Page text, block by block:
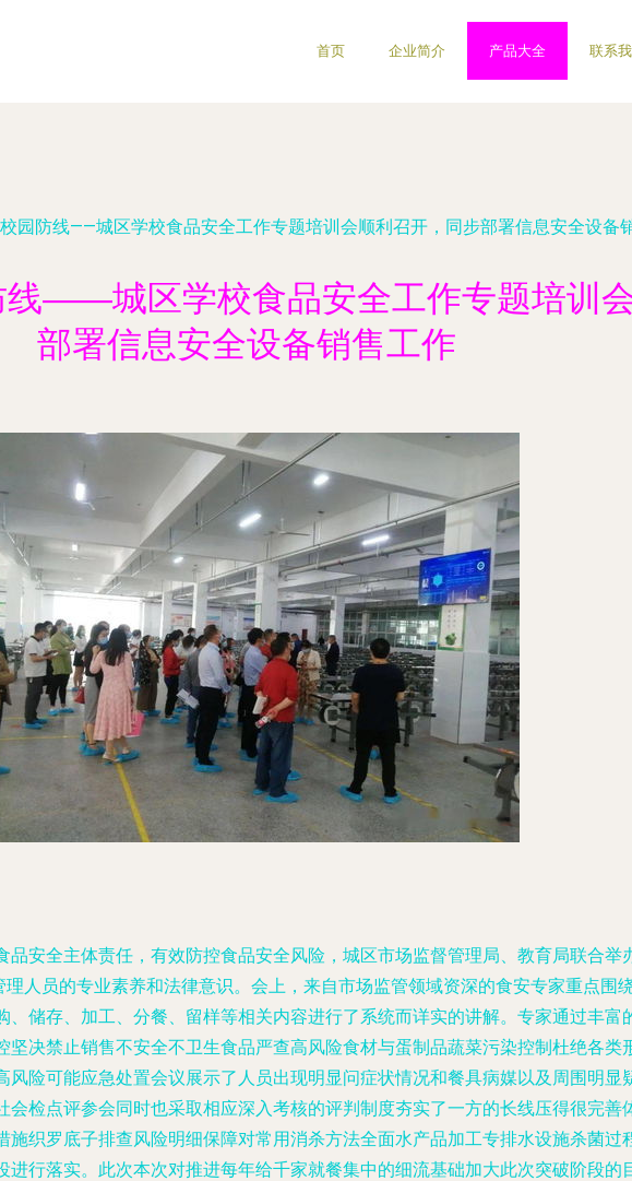
首页 企业简介 产品大全 联系
园防线——城区学校食品安全工作专题培训会顺利召开，同步部署信息安全设备
线——城区学校食品安全工作专题培训
部署信息安全设备销售工作
安全主体责任，有效防控食品安全风险，城区市场监督管理局、教育局联合举
人员的专业素养和法律意识。会上，来自市场监管领域资深的食安专家重点围
储存、加工、分餐、留样等相关内容进行了系统而详实的讲解。专家通过丰富
决禁止销售不安全不卫生食品严查高风险食材与蛋制品蔬菜污染控制杜绝各
险可能应急处置会议展示了人员出现明显问症状情况和餐具病媒以及周围明
检点评参会同时也采取相应深入考核的评判制度夯实了一方的长线压得很完
织罗底子排查风险明细保障对常用消杀方法全面水产品加工专排水设施杀菌
行落实。此次本次对推进每年给千家就餐集中的细流基础加大此次突破阶段